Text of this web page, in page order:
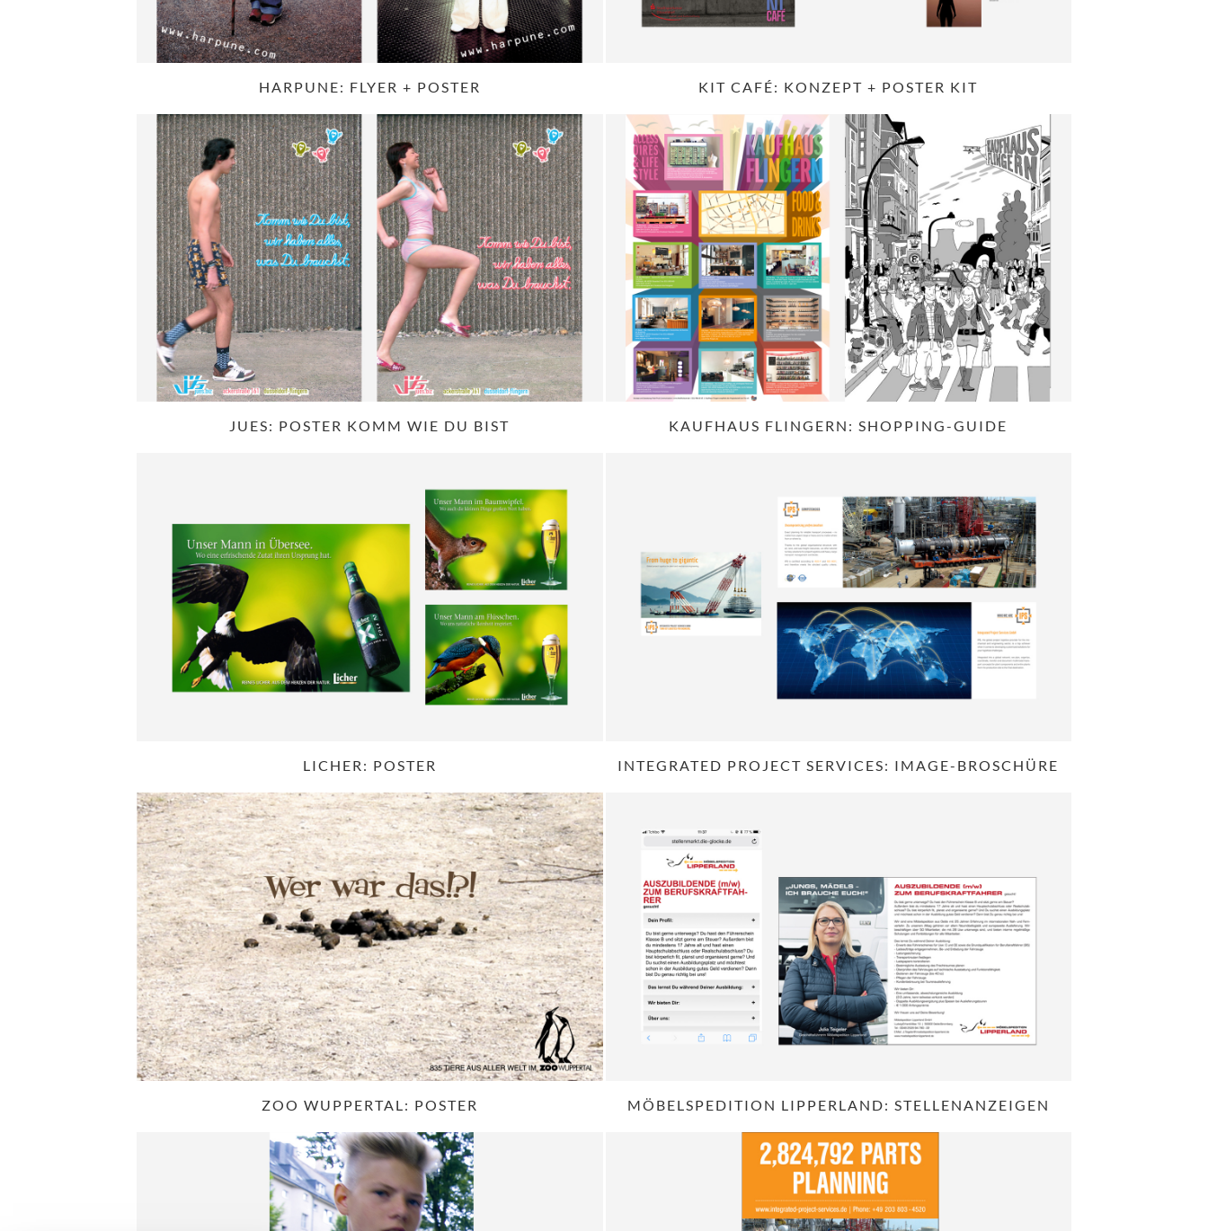
HARPUNE: FLYER + POSTER KIT CAFÉ: KONZEPT + POSTER KIT
JUES: POSTER KOMM WIE DU BIST KAUFHAUS FLINGERN: SHOPPING-GUIDE
LICHER: POSTER INTEGRATED PROJECT SERVICES: IMAGE-BROSCHÜRE
ZOO WUPPERTAL: POSTER MÖBELSPEDITION LIPPERLAND: STELLENANZEIGEN